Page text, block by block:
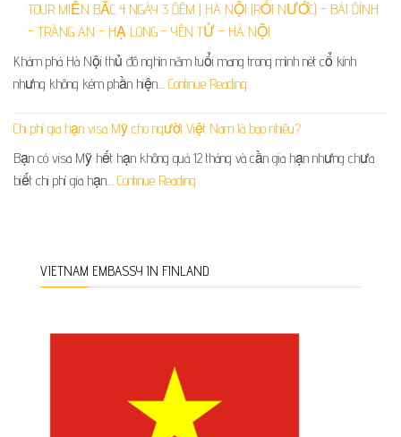
TOUR MIỀN BẮC 4 NGÀY 3 ĐÊM | HÀ NỘI (RỐI NƯỚC) – BÁI ĐÍNH
– TRÀNG AN – HẠ LONG – YÊN TỬ – HÀ NỘI
Khám phá Hà Nội thủ đô nghìn năm tuổi mang trong mình nét cổ kính
nhưng không kém phần hiện… Continue Reading
Chi phí gia hạn visa Mỹ cho người Việt Nam là bao nhiêu?
Bạn có visa Mỹ hết hạn không quá 12 tháng và cần gia hạn nhưng chưa
biết chi phí gia hạn… Continue Reading
VIETNAM EMBASSY IN FINLAND